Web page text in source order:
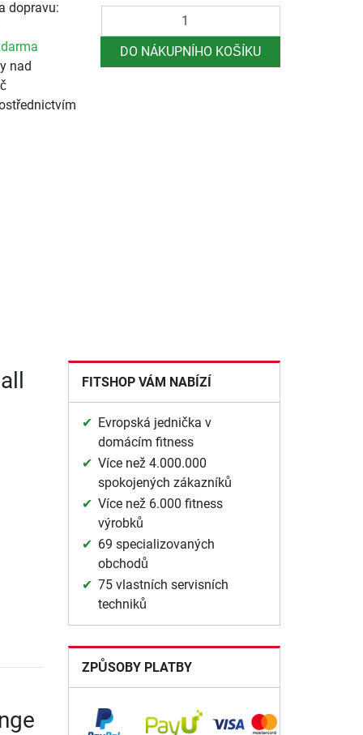
dopravu:
nad
DO NÁKUPNÍHO KOŠÍKU
FITSHOP VÁM NABÍZÍ
Evropská jednička v
domácím fitness
Více než 4.000.000
spokojených zákazníků
Více než 6.000 fitness
výrobků
69 specializovaných
obchodů
75 vlastních servisních
techniků
ZPŮSOBY PLATBY